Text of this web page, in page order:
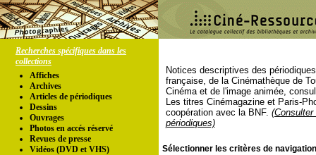
Recherches spécifiques dans les
collections
Affiches
Archives
Articles de périodiques
Dessins
Ouvrages
Photos en accés réservé
Revues de presse
Vidéos (DVD et VHS)
Notices descriptives des
française, de la Cinémathèque de
Cinéma et de l'image animée,
Les titres Cinémagazine et Paris-
coopération avec la BNF.
périodiques)
Sélectionner les critères de